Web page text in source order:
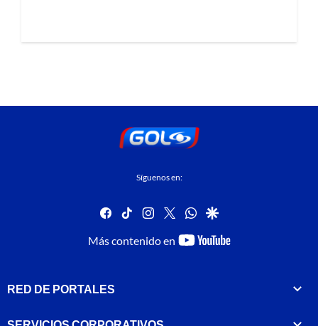
Síguenos en:
facebook
tiktok instagram
twitterwhatsapp
google
Más contenido en
youtube-
RED DE PORTALES